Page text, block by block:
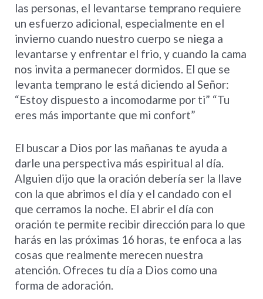
las personas, el levantarse temprano requiere
un esfuerzo adicional, especialmente en el
invierno cuando nuestro cuerpo se niega a
levantarse y enfrentar el frio, y cuando la cama
nos invita a permanecer dormidos. El que se
levanta temprano le está diciendo al Señor:
“Estoy dispuesto a incomodarme por ti” “Tu
eres más importante que mi confort”
El buscar a Dios por las mañanas te ayuda a
darle una perspectiva más espiritual al día.
Alguien dijo que la oración debería ser la llave
con la que abrimos el día y el candado con el
que cerramos la noche. El abrir el día con
oración te permite recibir dirección para lo que
harás en las próximas 16 horas, te enfoca a las
cosas que realmente merecen nuestra
atención. Ofreces tu día a Dios como una
forma de adoración.